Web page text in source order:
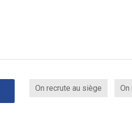
On recrute au siège